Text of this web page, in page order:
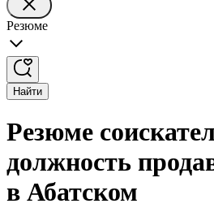
Резюме
Найти
Резюме
должность
в Абатском